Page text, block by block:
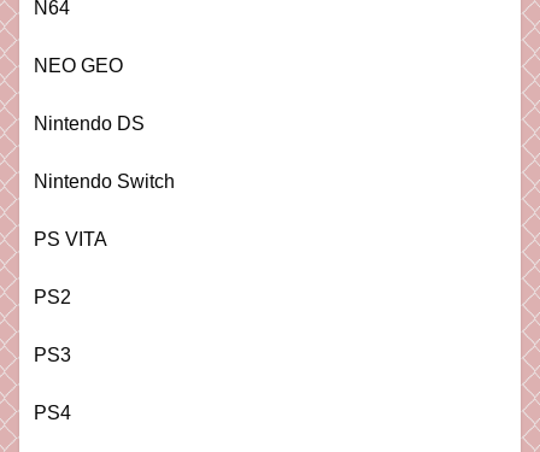
N64
NEO GEO
Nintendo DS
Nintendo Switch
PS VITA
PS2
PS3
PS4